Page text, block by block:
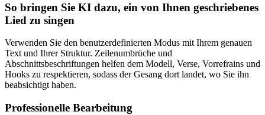
So bringen Sie KI dazu, ein von Ihnen geschriebenes
Lied zu singen
Verwenden Sie den benutzerdefinierten Modus mit Ihrem genauen
Text und Ihrer Struktur. Zeilenumbrüche und
Abschnittsbeschriftungen helfen dem Modell, Verse, Vorrefrains und
Hooks zu respektieren, sodass der Gesang dort landet, wo Sie ihn
beabsichtigt haben.
Professionelle Bearbeitung